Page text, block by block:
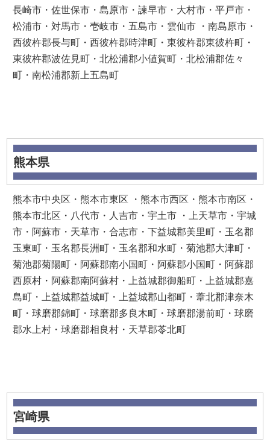
長崎市・佐世保市・島原市・諫早市・大村市・平戸市・
松浦市・対馬市・壱岐市・五島市・雲仙市 ・南島原市・
西彼杵郡長与町・西彼杵郡時津町・東彼杵郡東彼杵町・
東彼杵郡波佐見町・北松浦郡小値賀町・北松浦郡佐々
町・南松浦郡新上五島町
熊本県
熊本市中央区・熊本市東区 ・熊本市西区・熊本市南区・
熊本市北区・八代市・人吉市・宇土市 ・上天草市・宇城
市・阿蘇市・天草市・合志市・下益城郡美里町・玉名郡
玉東町・玉名郡長洲町・玉名郡和水町・菊池郡大津町・
菊池郡菊陽町・阿蘇郡南小国町・阿蘇郡小国町・阿蘇郡
西原村・阿蘇郡南阿蘇村・上益城郡御船町・上益城郡嘉
島町・上益城郡益城町・上益城郡山都町・葦北郡津奈木
町・球磨郡錦町・球磨郡多良木町・球磨郡湯前町・球磨
郡水上村・球磨郡相良村・天草郡苓北町
宮崎県